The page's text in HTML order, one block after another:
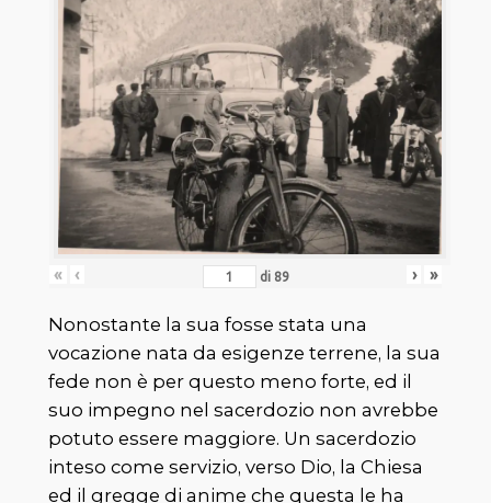
« ‹ di 89 › »
Nonostante la sua fosse stata una
vocazione nata da esigenze terrene, la sua
fede non è per questo meno forte, ed il
suo impegno nel sacerdozio non avrebbe
potuto essere maggiore. Un sacerdozio
inteso come servizio, verso Dio, la Chiesa
ed il gregge di anime che questa le ha